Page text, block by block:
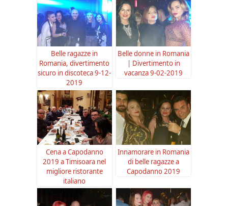
Belle ragazze in
Romania, divertimento
sicuro in discoteca 9-12-
2019
Belle donne in Romania
| Divertimento in
vacanza 9-02-2019
Cena a Capodanno
2019 a Timisoara nel
migliore ristorante
italiano
Innamorare in Romania
di belle ragazze a
Capodanno 2019